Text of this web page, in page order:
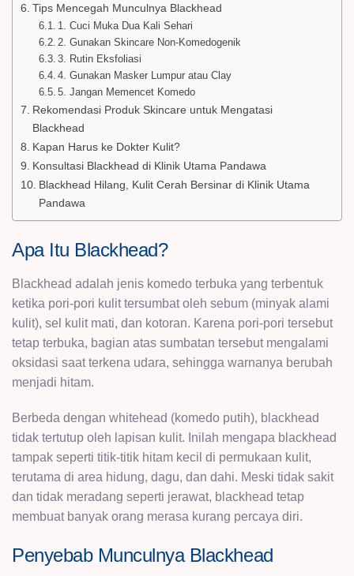
Tips Mencegah Munculnya Blackhead
1. Cuci Muka Dua Kali Sehari
2. Gunakan Skincare Non-Komedogenik
3. Rutin Eksfoliasi
4. Gunakan Masker Lumpur atau Clay
5. Jangan Memencet Komedo
Rekomendasi Produk Skincare untuk Mengatasi
Blackhead
Kapan Harus ke Dokter Kulit?
Konsultasi Blackhead di Klinik Utama Pandawa
Blackhead Hilang, Kulit Cerah Bersinar di Klinik Utama
Pandawa
Apa Itu Blackhead?
Blackhead adalah jenis komedo terbuka yang terbentuk
ketika pori-pori kulit tersumbat oleh sebum (minyak alami
kulit), sel kulit mati, dan kotoran. Karena pori-pori tersebut
tetap terbuka, bagian atas sumbatan tersebut mengalami
oksidasi saat terkena udara, sehingga warnanya berubah
menjadi hitam.
Berbeda dengan whitehead (komedo putih), blackhead
tidak tertutup oleh lapisan kulit. Inilah mengapa blackhead
tampak seperti titik-titik hitam kecil di permukaan kulit,
terutama di area hidung, dagu, dan dahi. Meski tidak sakit
dan tidak meradang seperti jerawat, blackhead tetap
membuat banyak orang merasa kurang percaya diri.
Penyebab Munculnya Blackhead